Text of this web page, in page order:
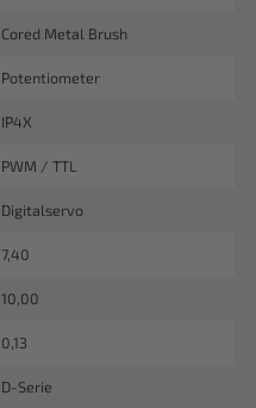
Cored Metal Brush
Potentiometer
IP4X
PWM / TTL
Digitalservo
7,40
10,00
0,13
D-Serie